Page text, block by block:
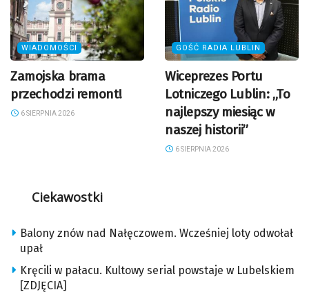
WIADOMOŚCI
Zamojska brama
przechodzi remont!
6 SIERPNIA 2026
GOŚĆ RADIA LUBLIN
Wiceprezes Portu
Lotniczego Lublin: „To
najlepszy miesiąc w
naszej historii”
6 SIERPNIA 2026
Ciekawostki
Balony znów nad Nałęczowem. Wcześniej loty odwołał
upał
Kręcili w pałacu. Kultowy serial powstaje w Lubelskiem
[ZDJĘCIA]